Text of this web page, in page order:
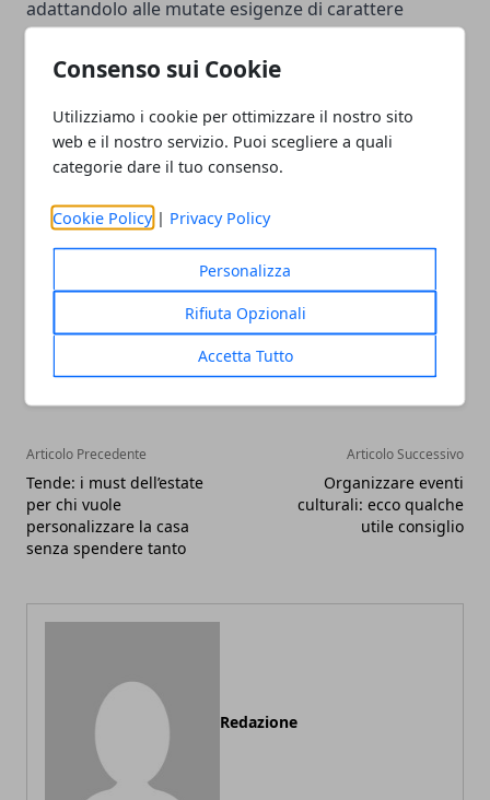
Consenso sui Cookie
Utilizziamo i cookie per ottimizzare il nostro sito
web e il nostro servizio. Puoi scegliere a quali
categorie dare il tuo consenso.
Cookie Policy | Privacy Policy
Personalizza
Rifiuta Opzionali
Accetta Tutto
adattandolo alle mutate esigenze di carattere
appuntamenti in rete all’insegna del divertimento un
stupito le stesse escort,
che, nonostante il
significativo calo delle entrate, sono riuscite ad
Facebook
TwitterWhatsapp
Articolo Precedente
Tende: i must dell’estate
per chi vuole
personalizzare la casa
senza spendere tanto
Articolo Successivo
Organizzare eventi
culturali: ecco qualche
utile consiglio
Redazione